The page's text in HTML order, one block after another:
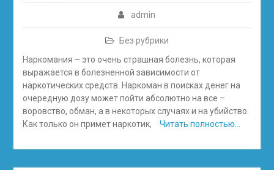
admin
Без рубрики
Наркомания – это очень страшная болезнь, которая
выражается в болезненной зависимости от
наркотических средств. Наркоман в поисках денег на
очередную дозу может пойти абсолютно на все –
воровство, обман, а в некоторых случаях и на убийство.
Как только он примет наркотик,
Читать полностью…